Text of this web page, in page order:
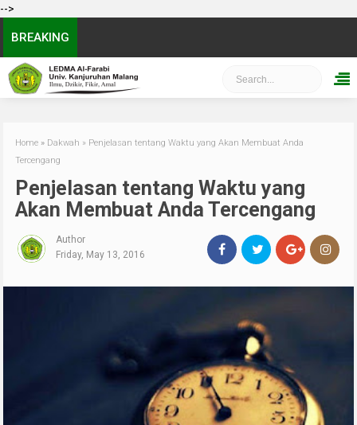
-->
BREAKING
Home » Dakwah » Penjelasan tentang Waktu yang Akan Membuat Anda
Tercengang
Penjelasan tentang Waktu yang
Akan Membuat Anda Tercengang
Author
Friday, May 13, 2016